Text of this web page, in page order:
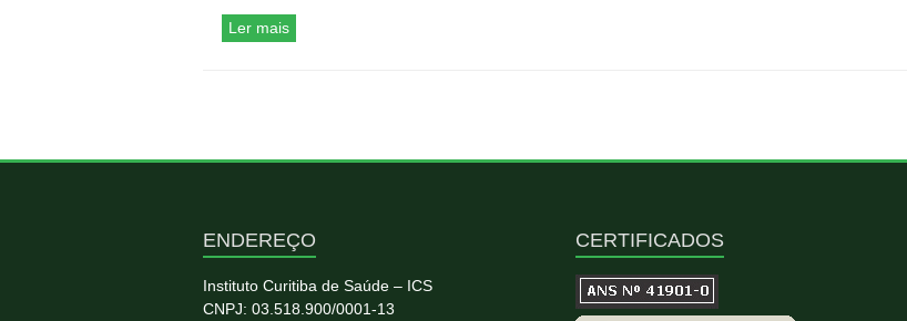
Ler mais
ENDEREÇO
Instituto Curitiba de Saúde – ICS
CNPJ: 03.518.900/0001-13
CERTIFICADOS